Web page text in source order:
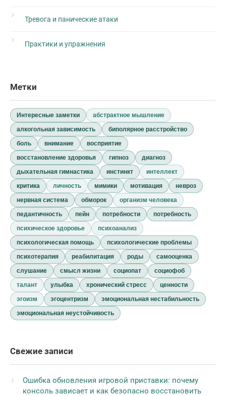
Тревога и панические атаки
Практики и упражнения
Метки
Интересные заметки
абстрактное мышление
алкогольная зависимость
биполярное расстройство
боль
внимание
восприятие
восстановление здоровья
гипноз
диагноз
дыхательная гимнастика
инстинкт
интеллект
критика
личность мимики мотивация
невроз
нервная система
обморок
организм человека
педантичность
пейн потребности
потребность
психическое здоровье
психоанализ
психологическая помощь
психологические проблемы
психотерапия
реабилитация роды
самооценка
слушание
смысл жизни социопат
социофоб
талант
улыбка хронический стресс
ценности
эгоизм
эгоцентризм
эмоциональная нестабильность
эмоциональная неустойчивость
Свежие записи
Ошибка обновления игровой приставки: почему
консоль зависает и как безопасно восстановить